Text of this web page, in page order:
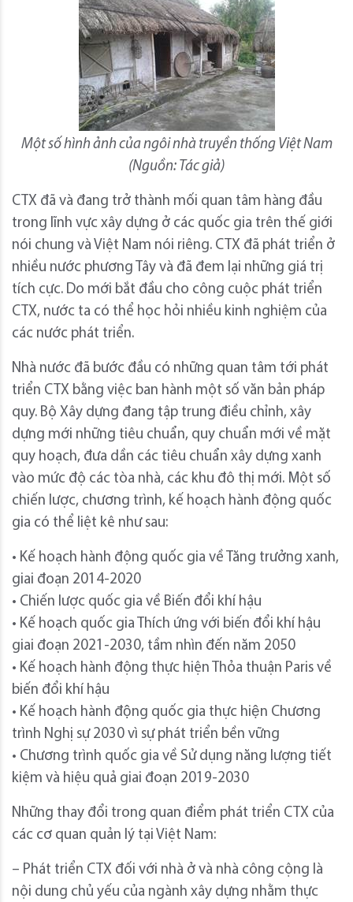
Một số hình ảnh của ngôi nhà truyền thống Việt Nam
(Nguồn: Tác giả)
CTX đã và đang trở thành mối quan tâm hàng đầu
trong lĩnh vực xây dựng ở các quốc gia trên thế giới
nói chung và Việt Nam nói riêng. CTX đã phát triển ở
nhiều nước phương Tây và đã đem lại những giá trị
tích cực. Do mới bắt đầu cho công cuộc phát triển
CTX, nước ta có thể học hỏi nhiều kinh nghiệm của
các nước phát triển.
Nhà nước đã bước đầu có những quan tâm tới phát
triển CTX bằng việc ban hành một số văn bản pháp
quy. Bộ Xây dựng đang tập trung điều chỉnh, xây
dựng mới những tiêu chuẩn, quy chuẩn mới về mặt
quy hoạch, đưa dần các tiêu chuẩn xây dựng xanh
vào mức độ các tòa nhà, các khu đô thị mới. Một số
chiến lược, chương trình, kế hoạch hành động quốc
gia có thể liệt kê như sau:
• Kế hoạch hành động quốc gia về Tăng trưởng xanh,
giai đoạn 2014-2020
• Chiến lược quốc gia về Biến đổi khí hậu
• Kế hoạch quốc gia Thích ứng với biến đổi khí hậu
giai đoạn 2021-2030, tầm nhìn đến năm 2050
• Kế hoạch hành động thực hiện Thỏa thuận Paris về
biến đổi khí hậu
• Kế hoạch hành động quốc gia thực hiện Chương
trình Nghị sự 2030 vì sự phát triển bền vững
• Chương trình quốc gia về Sử dụng năng lượng tiết
kiệm và hiệu quả giai đoạn 2019-2030
Những thay đổi trong quan điểm phát triển CTX của
các cơ quan quản lý tại Việt Nam:
– Phát triển CTX đối với nhà ở và nhà công cộng là
nội dung chủ yếu của ngành xây dựng nhằm thực